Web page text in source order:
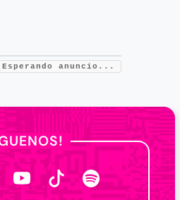
Esperando anuncio...